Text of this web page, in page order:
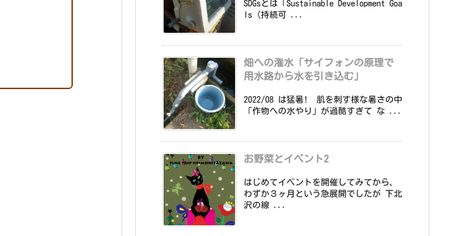
SDGsとは「Sustainable Development Goa
ls（持続可 ...
畑への潅水「サイフォンの原理で
用水路から水を引き込む」
2022/08 は猛暑! 肌を刺す様な暑さの中
「作物への水やり」が過酷すぎて な ...
お野菜とイベント2
はじめてイベントを開催してみてから、
わずか３ヶ月という急展開でしたが 下北
沢の線 ...